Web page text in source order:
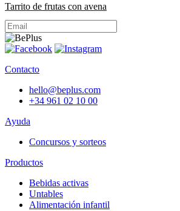
Tarrito de frutas con avena
Contacto
hello@beplus.com
+34 961 02 10 00
Ayuda
Concursos y sorteos
Productos
Bebidas activas
Untables
Alimentación infantil